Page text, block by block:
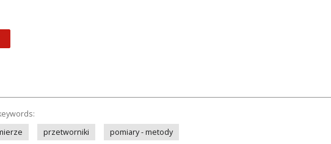
przetworniki pomiary - metody